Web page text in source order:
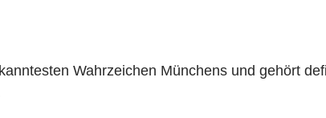
Wahrzeichen Münchens und gehört